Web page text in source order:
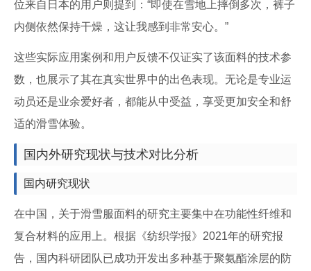
位来自日本的用户则提到：“即使在雪地上摔倒多次，裤子
内侧依然保持干燥，这让我感到非常安心。”
这些实际应用案例和用户反馈不仅证实了该面料的技术参
数，也展示了其在真实世界中的出色表现。无论是专业运
动员还是业余爱好者，都能从中受益，享受更加安全和舒
适的滑雪体验。
国内外研究现状与技术对比分析
国内研究现状
在中国，关于滑雪服面料的研究主要集中在功能性纤维和
复合材料的应用上。根据《纺织学报》2021年的研究报
告，国内科研团队已成功开发出多种基于聚氨酯涂层的防